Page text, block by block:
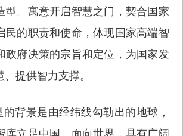
型。寓意开启智慧之门，契合国家
民的职责和使命，体现国家高端智
政府决策的宗旨和定位，为国家发
提供智力支撑。
的背景是由经纬线勾勒出的地球，
库立足中国、面向世界，具有广阔